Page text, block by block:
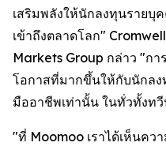
เสริมพลังให้นักลงทุนรายบุ
เข้าถึงตลาดโลก"
Markets Group กล่าว "กา
โอกาสที่มากขึ้นให้กับนักล
มืออาชีพเท่านั้น ในทั่วทั้งทวี
"ที่ Moomoo เราได้เห็นคว